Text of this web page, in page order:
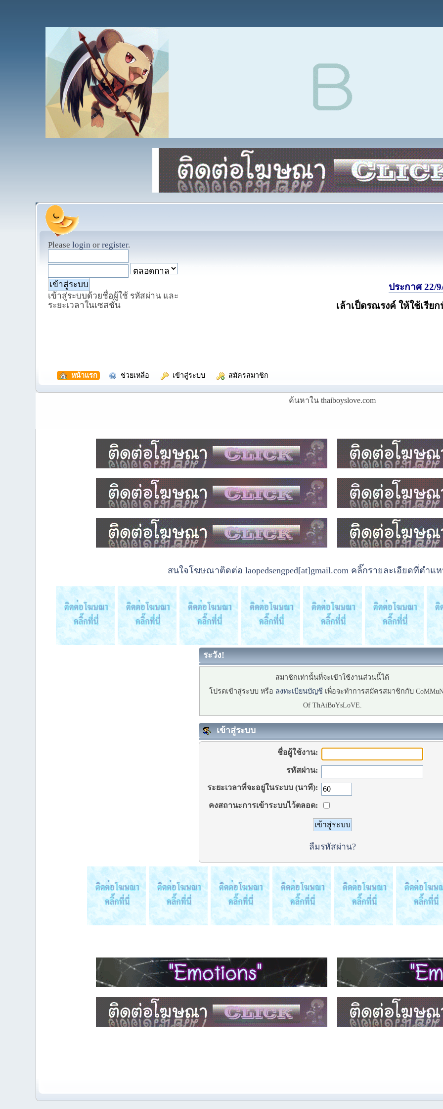
Please login or register.
เข้าสู่ระบบด้วยชื่อผู้ใช้ รหัสผ่าน และ
ระยะเวลาในเซสชั่น
ประกาศ 22/
เล้าเป็ดรณรงค์ ให้ใช้เรีย
หน้าแรก ช่วยเหลือ เข้าสู่ระบบ สมัครสมาชิก
ค้นหาใน thaiboyslove.com
สนใจโฆษณาติดต่อ laopedsengped[at]gmail.com คลิ๊กรายละเอียดที่ตำแ
ระวัง!
สมาชิกเท่านั้นที่จะเข้าใช้งานส่วนนี้ได้
โปรดเข้าสู่ระบบ หรือ ลงทะเบียนบัญชี เพื่อจะทำการสมัครสมาชิกกับ
Of ThAiBoYsLoVE.
เข้าสู่ระบบ
ชื่อผู้ใช้งาน:
รหัสผ่าน:
ระยะเวลาที่จะอยู่ในระบบ (นาที):
คงสถานะการเข้าระบบไว้ตลอด:
ลืมรหัสผ่าน?